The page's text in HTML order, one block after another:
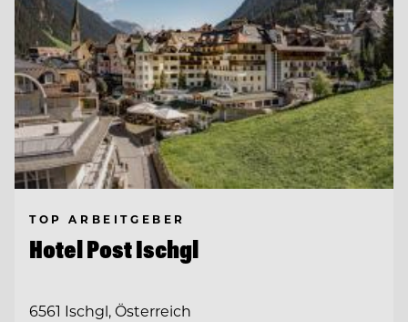
TOP ARBEITGEBER
Hotel Post Ischgl
6561 Ischgl, Österreich